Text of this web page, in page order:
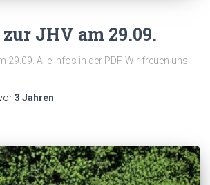
JHV am 29.09.
29.09. Alle Infos in der PDF. Wir freuen uns
vor3 Jahren